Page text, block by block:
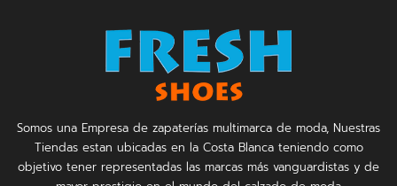
Somos una Empresa de zapaterías multimarca de moda, Nuestras
Tiendas estan ubicadas en la Costa Blanca teniendo como
objetivo tener representadas las marcas más vanguardistas y de